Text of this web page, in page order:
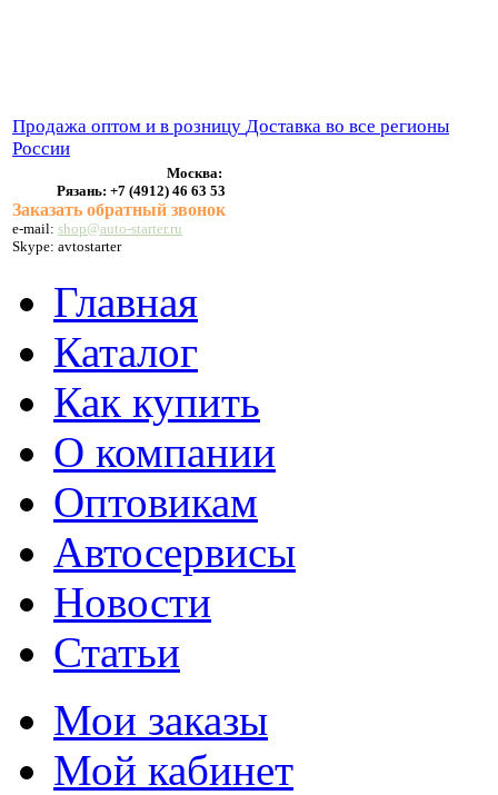
Продажа оптом и в розницу Доставка во все регионы
России
Москва:
Рязань: +7 (4912) 46 63 53
Заказать обратный звонок
e-mail: shop@auto-starter.ru
Skype: avtostarter
Главная
Каталог
Как купить
О компании
Оптовикам
Автосервисы
Новости
Статьи
Мои заказы
Мой кабинет